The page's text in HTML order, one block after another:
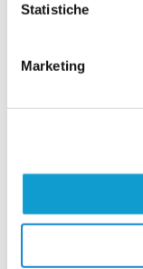
Statistiche
Marketing